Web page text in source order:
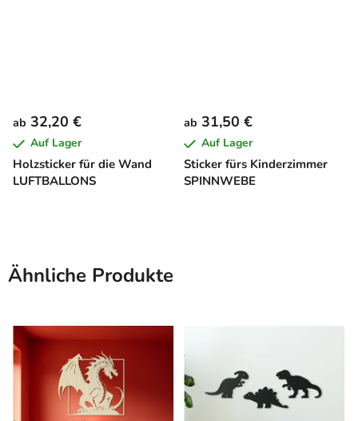
Holzsticker für die Wand
LUFTBALLONS
ab 32,20 €
Auf Lager
Sticker fürs Kinderzimmer
SPINNWEBE
ab 31,50 €
Auf Lager
Ähnliche Produkte